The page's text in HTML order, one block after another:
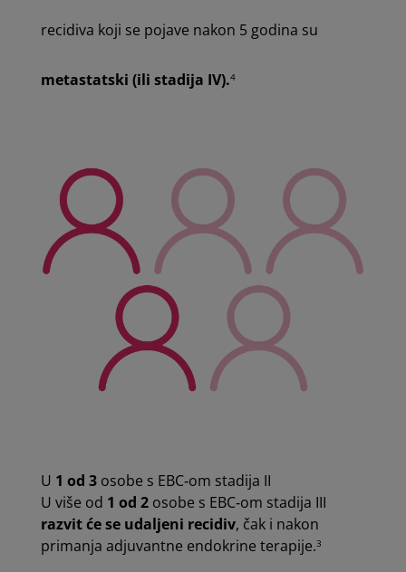
recidiva koji se pojave nakon 5 godina su
metastatski (ili stadija IV).4
U 1 od 3 osobe s EBC‑om stadija II
U više od 1 od 2 osobe s EBC‑om stadija III
razvit će se udaljeni recidiv, čak i nakon
primanja adjuvantne endokrine terapije.3